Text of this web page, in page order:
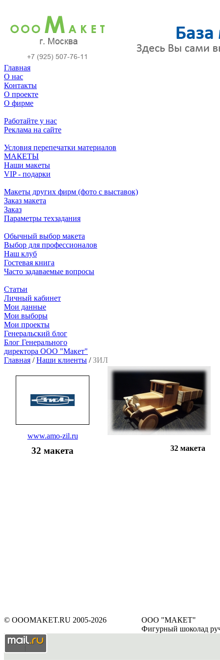
Главная
О нас
Контакты
О проекте
О фирме
Работайте у нас
Реклама на сайте
Условия перепечатки материалов
МАКЕТЫ
Наши макеты
VIP - подарки
Макеты других фирм (фото с выставок)
Заказ макета
Заказ
Параметры техзадания
Обычный выбор макета
Выбор для профессионалов
Наш клуб
Гостевая книга
Часто задаваемые вопросы
Статьи
Личный кабинет
Мои данные
Мои выборы
Мои проекты
Генеральский блог
Блог Генерального
директора ООО "Макет"
Главная /Наши клиенты /ЗИЛ
www.amo-zil.ru
32 макета 32 макета
© OOOMAKET.RU 2005-2026
ООО "МАКЕТ"
Фигурный шоколад